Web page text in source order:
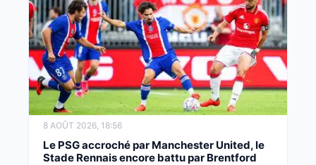
8 AOÛT 2026, 18:56
Le PSG accroché par Manchester United, le
Stade Rennais encore battu par Brentford